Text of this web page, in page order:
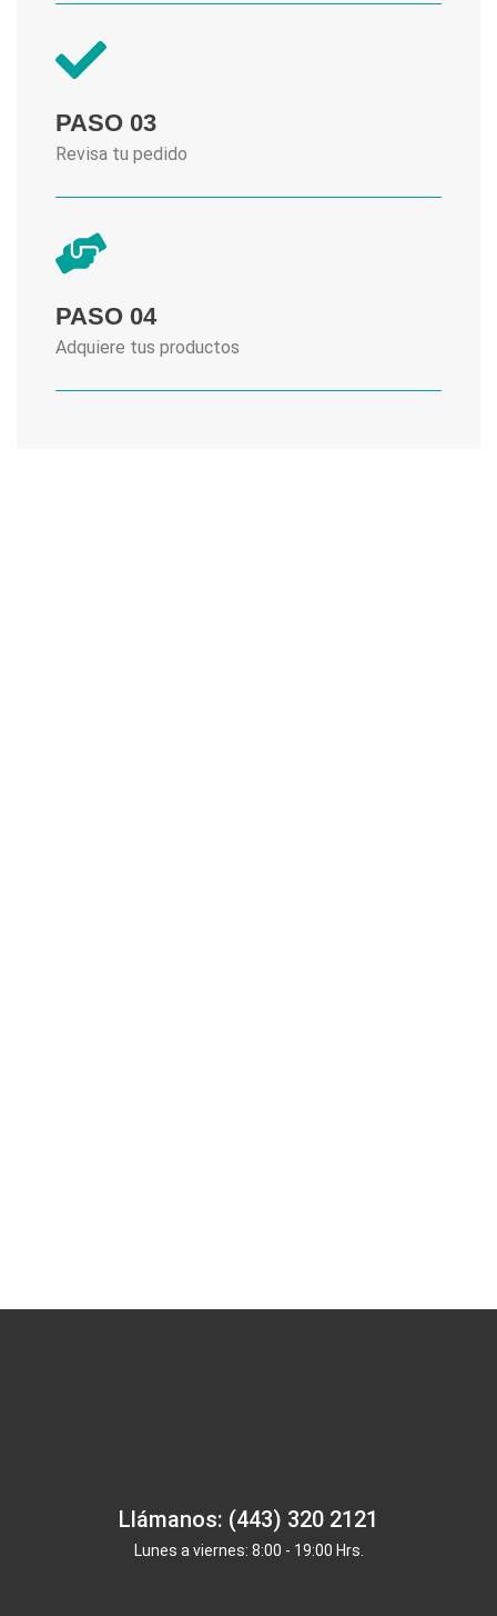
PASO 03
Revisa tu pedido
PASO 04
Adquiere tus productos
Llámanos: (443) 320 2121
Lunes a viernes: 8:00 - 19:00 Hrs.